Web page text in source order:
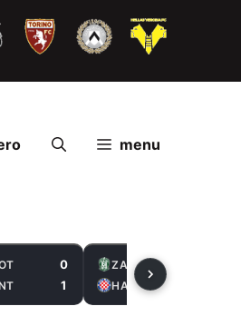
menu
0
1
ZAL
HAS